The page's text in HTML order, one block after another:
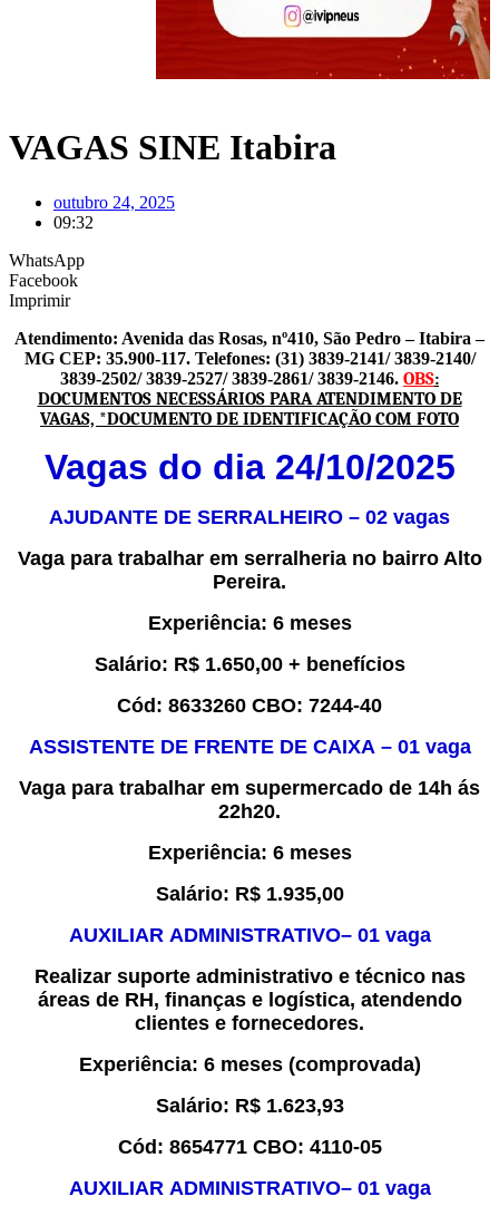
VAGAS SINE Itabira
outubro 24, 2025
09:32
WhatsApp
Facebook
Imprimir
Atendimento: Avenida das Rosas, nº410, São Pedro – Itabira –
MG CEP: 35.900-117. Telefones: (31) 3839-2141/ 3839-2140/
3839-2502/ 3839-2527/ 3839-2861/ 3839-2146. OBS:
DOCUMENTOS NECESSÁRIOS PARA ATENDIMENTO DE
VAGAS, *DOCUMENTO DE IDENTIFICAÇÃO COM FOTO
Vagas do dia 24/10/2025
AJUDANTE DE SERRALHEIRO – 02 vagas
Vaga para trabalhar em serralheria no bairro Alto
Pereira.
Experiência: 6 meses
Salário: R$ 1.650,00 + benefícios
Cód: 8633260 CBO: 7244-40
ASSISTENTE DE FRENTE DE CAIXA – 01vaga
Vaga para trabalhar em supermercado de 14h ás
22h20.
Experiência: 6 meses
Salário: R$ 1.935,00
AUXILIAR ADMINISTRATIVO– 01vaga
Realizar suporte administrativo e técnico nas
áreas de RH, finanças e logística, atendendo
clientes e fornecedores.
Experiência: 6 meses (comprovada)
Salário: R$ 1.623,93
Cód: 8654771 CBO: 4110-05
AUXILIAR ADMINISTRATIVO– 01vaga